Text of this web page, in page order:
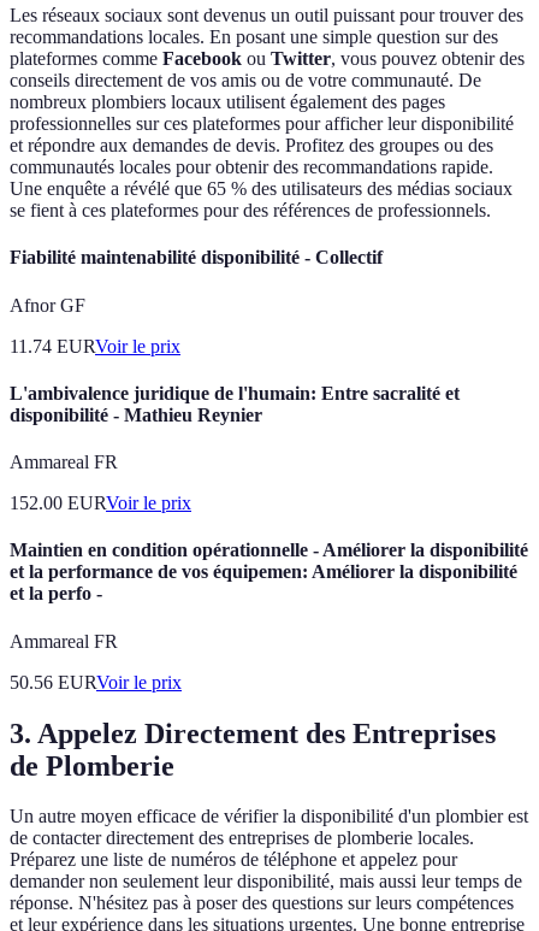
Les réseaux sociaux sont devenus un outil puissant pour trouver des
recommandations locales. En posant une simple question sur des
plateformes comme Facebook ou Twitter, vous pouvez obtenir des
conseils directement de vos amis ou de votre communauté. De
nombreux plombiers locaux utilisent également des pages
professionnelles sur ces plateformes pour afficher leur disponibilité
et répondre aux demandes de devis. Profitez des groupes ou des
communautés locales pour obtenir des recommandations rapide.
Une enquête a révélé que 65 % des utilisateurs des médias sociaux
se fient à ces plateformes pour des références de professionnels.
Fiabilité maintenabilité disponibilité - Collectif
Afnor GF
11.74 EURVoir le prix
L'ambivalence juridique de l'humain: Entre sacralité et
disponibilité - Mathieu Reynier
Ammareal FR
152.00 EURVoir le prix
Maintien en condition opérationnelle - Améliorer la disponibilité
et la performance de vos équipemen: Améliorer la disponibilité
et la perfo -
Ammareal FR
50.56 EURVoir le prix
3. Appelez Directement des Entreprises
de Plomberie
Un autre moyen efficace de vérifier la disponibilité d'un plombier est
de contacter directement des entreprises de plomberie locales.
Préparez une liste de numéros de téléphone et appelez pour
demander non seulement leur disponibilité, mais aussi leur temps de
réponse. N'hésitez pas à poser des questions sur leurs compétences
et leur expérience dans les situations urgentes. Une bonne entreprise